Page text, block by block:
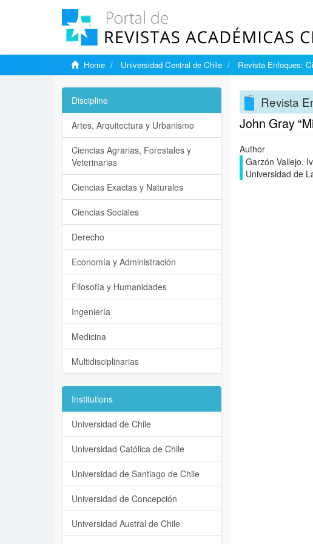
Home Universidad Central de Chile Revista Enfoques:
Revista
John Gray
Author
Garzón Vallejo,
Universidad de
Discipline
Artes, Arquitectura y Urbanismo
Ciencias Agrarias, Forestales y
Veterinarias
Ciencias Exactas y Naturales
Ciencias Sociales
Derecho
Economía y Administración
Filosofía y Humanidades
Ingeniería
Medicina
Multidisciplinarias
Institutions
Universidad de Chile
Universidad Católica de Chile
Universidad de Santiago de Chile
Universidad de Concepción
Universidad Austral de Chile